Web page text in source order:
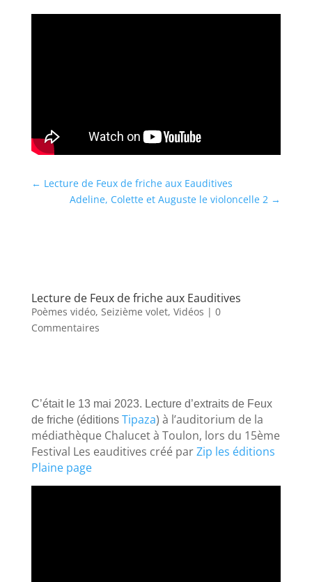
← Lecture de Feux de friche aux Eauditives
Adeline, Colette et Auguste le violoncelle 2 →
Lecture de Feux de friche aux Eauditives
Poèmes vidéo, Seizième volet, Vidéos | 0
Commentaires
C’était le 13 mai 2023. Lecture d’extraits de Feux
de friche (éditions Tipaza) à l’auditorium de la
médiathèque Chalucet à Toulon, lors du 15ème
Festival Les eauditives créé parZip les éditions
Plaine page